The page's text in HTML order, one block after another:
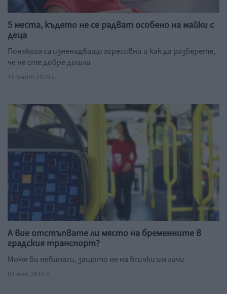
5 места, където не се радват особено на майки с
деца
Понякога са изненадващо агресивни и как да разберете,
че не сте добре дошли
18 март 2019 г.
А вие отстъпвате ли място на бременните в
градския транспорт?
Може би невинаги, защото не на всички им личи
03 юли 2018 г.